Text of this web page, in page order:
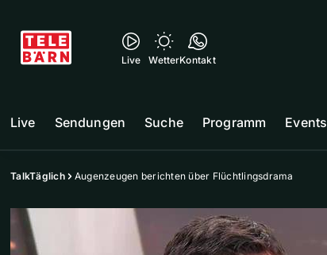
Live WetterKontakt
Live Sendungen Suche Programm Events
TalkTäglich Augenzeugen berichten über Flüchtlingsdrama